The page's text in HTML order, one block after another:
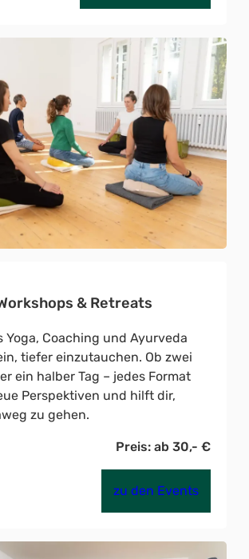
& Retreats
Yoga, Coaching und Ayurveda
tiefer einzutauchen. Ob zwei
ein halber Tag – jedes Format
Perspektiven und hilft dir,
zu gehen.
Preis: ab 30,- €
zu den Events